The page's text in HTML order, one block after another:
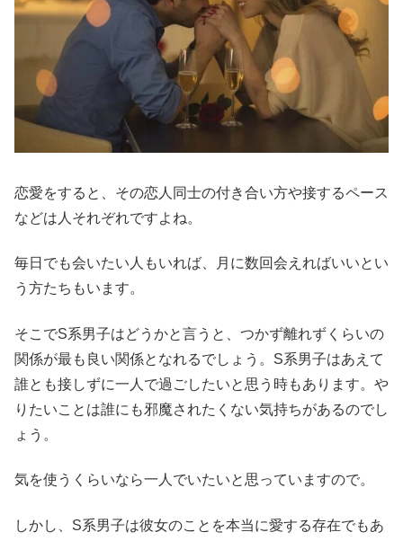
恋愛をすると、その恋人同士の付き合い方や接するペース
などは人それぞれですよね。
毎日でも会いたい人もいれば、月に数回会えればいいとい
う方たちもいます。
そこでS系男子はどうかと言うと、つかず離れずくらいの
関係が最も良い関係となれるでしょう。S系男子はあえて
誰とも接しずに一人で過ごしたいと思う時もあります。や
りたいことは誰にも邪魔されたくない気持ちがあるのでし
ょう。
気を使うくらいなら一人でいたいと思っていますので。
しかし、S系男子は彼女のことを本当に愛する存在でもあ